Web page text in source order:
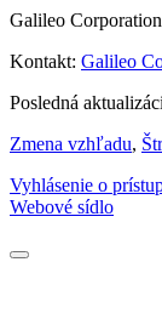
Galileo
Kontakt: Galileo
Posledná
Zmena vzhľadu,
Vyhlásenie o
Webové sídlo